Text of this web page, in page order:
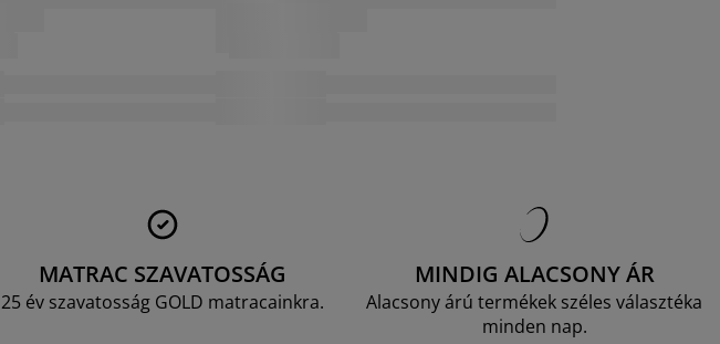
MATRAC SZAVATOSSÁG
25 év szavatosság GOLD matracainkra.
MINDIG ALACSONY ÁR
Alacsony árú termékek széles választéka
minden nap.